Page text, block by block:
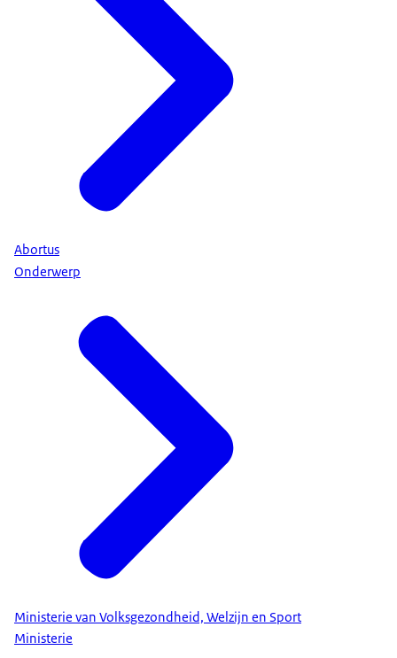
Abortus
Onderwerp
Ministerie van Volksgezondheid, Welzijn en Sport
Ministerie